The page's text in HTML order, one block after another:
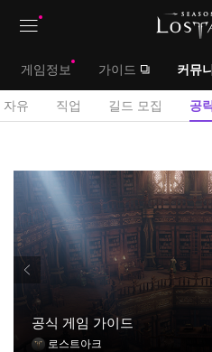
뉴
게임정보 가이드 커뮤
자유 직업 길드 모집 공
략
판
공식 게임 가이드
로스트아크